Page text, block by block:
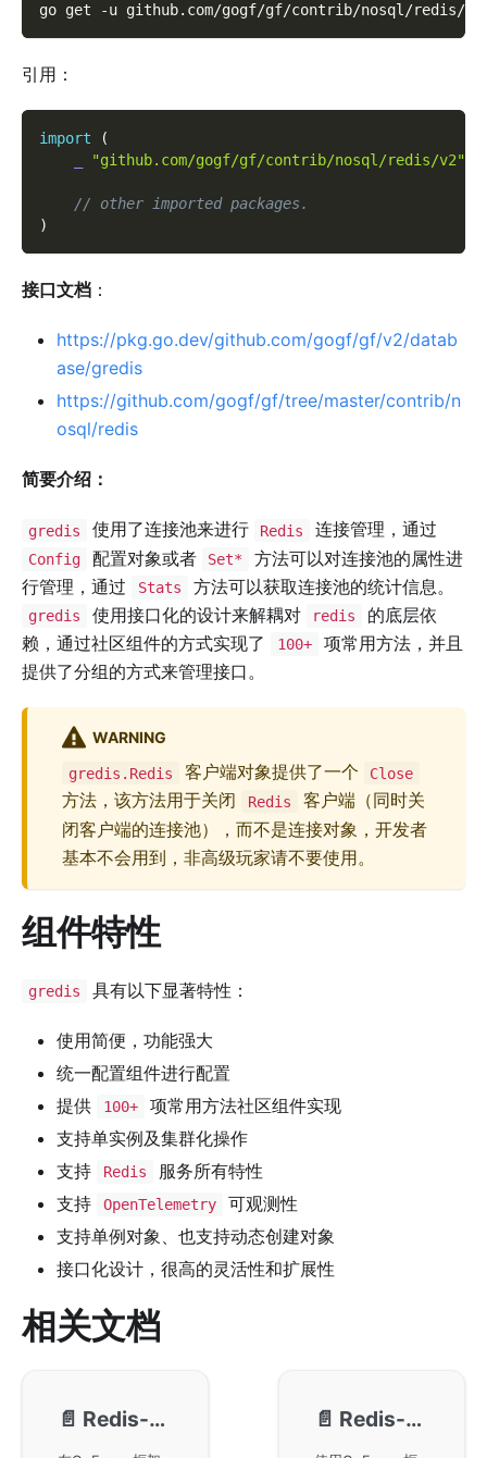
go get -u github.com/gogf/gf/contrib/nosql/redis/v2
引用：
import
(
"github.com/gogf/gf/contrib/nosql/redis/v2"
// other imported packages.
)
接口文档 ：
https://pkg.go.dev/github.com/gogf/gf/v2/datab
ase/gredis
https://github.com/gogf/gf/tree/master/contrib/n
osql/redis
简要介绍：
gredis 使用了连接池来进行 Redis 连接管理，通过
Config 配置对象或者 Set*
方法可以对连接池的属性进
行管理，通过
Stats 方法可以获取连接池的统计信息。
gredis 使用接口化的设计来解耦对 redis
的底层依
赖，通过社区组件的方式实现了
100+
项常用方法，并且
提供了分组的方式来管理接口。
WARNING
gredis.Redis 客户端对象提供了一个 Close
方法，该方法用于关闭 Redis
客户端（同时关
闭客户端的连接池），而不是连接对象，开发者
基本不会用到，非高级玩家请不要使用。
组件特性
gredis 具有以下显著特性：
使用简便，功能强大
统一配置组件进行配置
提供
100+
项常用方法社区组件实现
支持单实例及集群化操作
支持
Redis
服务所有特性
支持
OpenTelemetry
可观测性
支持单例对象、也支持动态创建对象
接口化设计，很高的灵活性和扩展性
相关文档
📄️ Redis-配置管理 📄️ Redis-使用示例